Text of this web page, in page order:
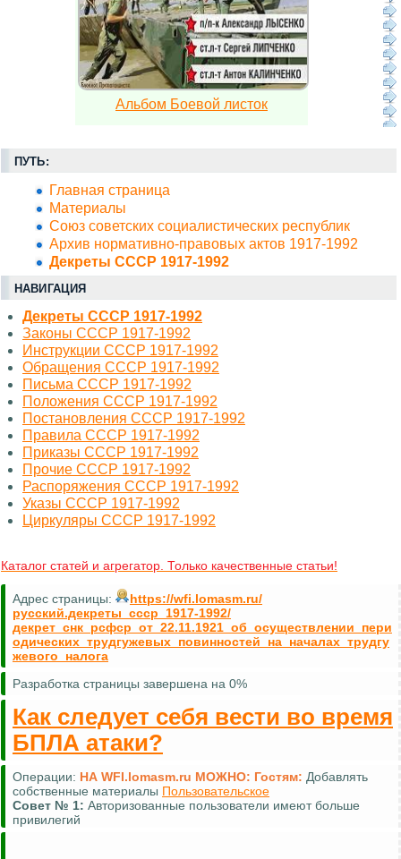
Альбом Боевой листок
ПУТЬ:
Главная страница
Материалы
Союз советских социалистических республик
Архив нормативно-правовых актов 1917-1992
Декреты СССР 1917-1992
НАВИГАЦИЯ
Декреты СССР 1917-1992
Законы СССР 1917-1992
Инструкции СССР 1917-1992
Обращения СССР 1917-1992
Письма СССР 1917-1992
Положения СССР 1917-1992
Постановления СССР 1917-1992
Правила СССР 1917-1992
Приказы СССР 1917-1992
Прочие СССР 1917-1992
Распоряжения СССР 1917-1992
Указы СССР 1917-1992
Циркуляры СССР 1917-1992
Каталог статей и агрегатор. Только качественные статьи!
Адрес страницы:
https://wfi.lomasm.ru/
русский.декреты_ссср_1917-1992/
декрет_снк_рсфср_от_22.11.1921_об_осуществлении_пери
одических_трудгужевых_повинностей_на_началах_трудгу
жевого_налога
Разработка страницы завершена на 0%
Как следует себя вести во время
БПЛА атаки?
Операции: НА WFI.lomasm.ru МОЖНО: Гостям: Добавлять
собственные материалы Пользовательское
Совет № 1: Авторизованные пользователи имеют больше
привилегий